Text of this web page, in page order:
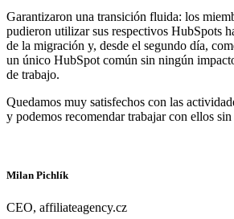
Garantizaron una transición fluida: los
pudieron utilizar sus respectivos HubSpots
de la migración y, desde el segundo día,
un único HubSpot común sin ningún
de trabajo.
Quedamos muy satisfechos con las
y podemos recomendar trabajar con ellos
Milan Pichlík
CEO, affiliateagency.cz